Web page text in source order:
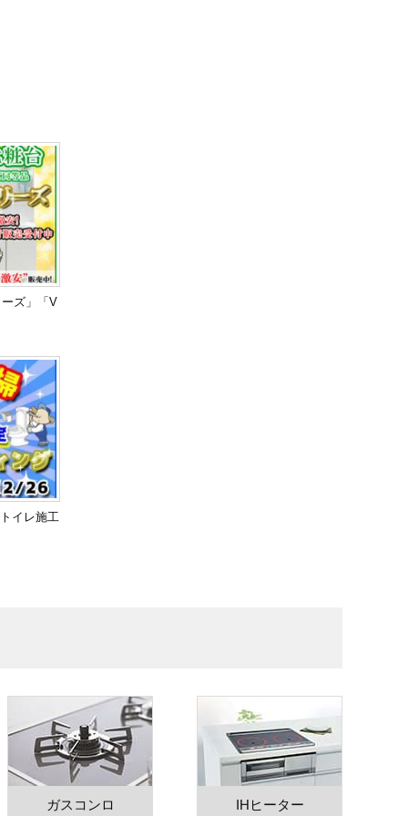
ズ」「V
イレ施工
ガスコンロ IHヒーター